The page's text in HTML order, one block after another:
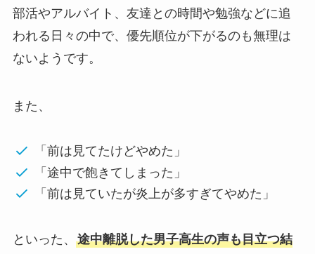
部活やアルバイト、友達との時間や勉強などに追
われる日々の中で、優先順位が下がるのも無理は
ないようです。
また、
「前は見てたけどやめた」
「途中で飽きてしまった」
「前は見ていたが炎上が多すぎてやめた」
といった、 途中離脱した男子高生の声も目立つ結